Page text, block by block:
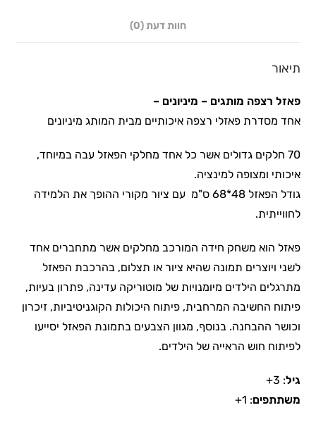
חוות דעת (0)
תיאור
פאזל רצפה מותגים – מיניונים–
אחד מסדרת פאזלי רצפה איכותיים מבית המותג מיניונים
70 חלקים גדולים אשר כל אחד מחלקי הפאזל עבה במיוחד,
איכותי ומצופה למינציה.
גודל הפאזל 48*68 ס"מ עם ציור מקורי ההופך את הלמידה
לחווייתית.
פאזל הוא משחק חידה המורכב מחלקים אשר מתחברים אחד
לשני ויוצרים תמונה שהיא ציור או תצלום, בהרכבת הפאזל
מתרגלים הילדים מיומנויות של מוטוריקה עדינה, פתרון בעיות,
פיתוח החשיבה המרחבית, פיתוח היכולות הקוגניטיביות, זיכרון
וכושר ההבחנה. בנוסף, מגוון הצבעים בתמונת הפאזל יסייעו
לפיתוח חוש הראייה של הילדים.
גיל: 3+
משתתפים: 1+